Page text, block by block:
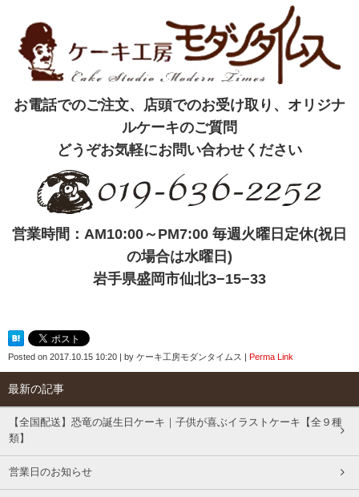
お電話でのご注文、店頭でのお受け取り、オリジナ
ルケーキのご質問
どうぞお気軽にお問い合わせください
営業時間：AM10:00～PM7:00 毎週火曜日定休(祝日
の場合は水曜日)
岩手県盛岡市仙北3−15−33
Posted on 2017.10.15 10:20 | by ケーキ工房モダンタイムス | Perma Link
最新の記事
【全国配送】恐竜の誕生日ケーキ｜子供が喜ぶイラストケーキ【全９種
類】
営業日のお知らせ